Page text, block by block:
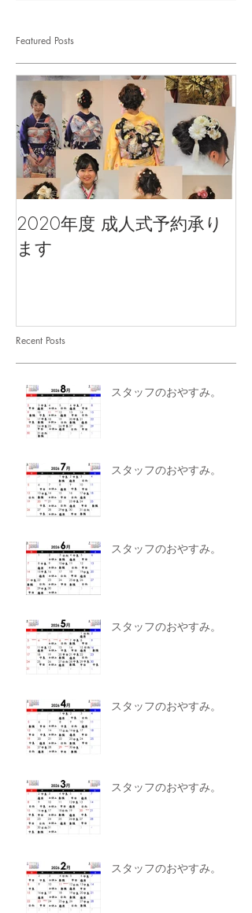
Featured Posts
2020年度 成人式予約承り
ます
Recent Posts
スタッフのおやすみ。
スタッフのおやすみ。
スタッフのおやすみ。
スタッフのおやすみ。
スタッフのおやすみ。
スタッフのおやすみ。
スタッフのおやすみ。